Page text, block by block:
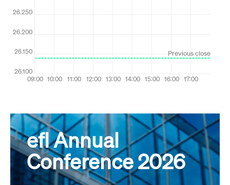
efl Annual
Conference 2026